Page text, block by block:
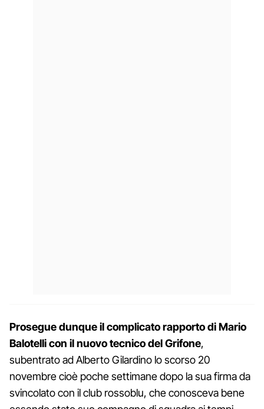
Prosegue dunque il complicato rapporto di Mario
Balotelli con il nuovo tecnico del Grifone,
subentrato ad Alberto Gilardino lo scorso 20
novembre cioè poche settimane dopo la sua firma da
svincolato con il club rossoblu, che conosceva bene